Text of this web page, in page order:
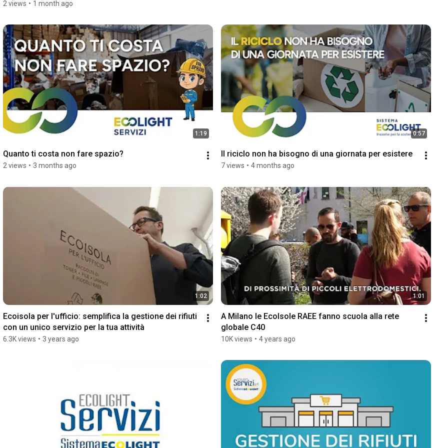
2 views • 1 month ago
1:19
Quanto ti costa non fare spazio?
2 views • 3 months ago
0:57
Il riciclo non ha bisogno di una giornata per esistere
7 views • 4 months ago
1:02
Ecoisola per l'ufficio: semplifica la gestione dei rifiuti
con un unico servizio per la tua attività
6.3K views • 3 years ago
1:01
A Milano le EcoIsole RAEE fanno scuola alla rete
globale C40
10K views • 4 years ago